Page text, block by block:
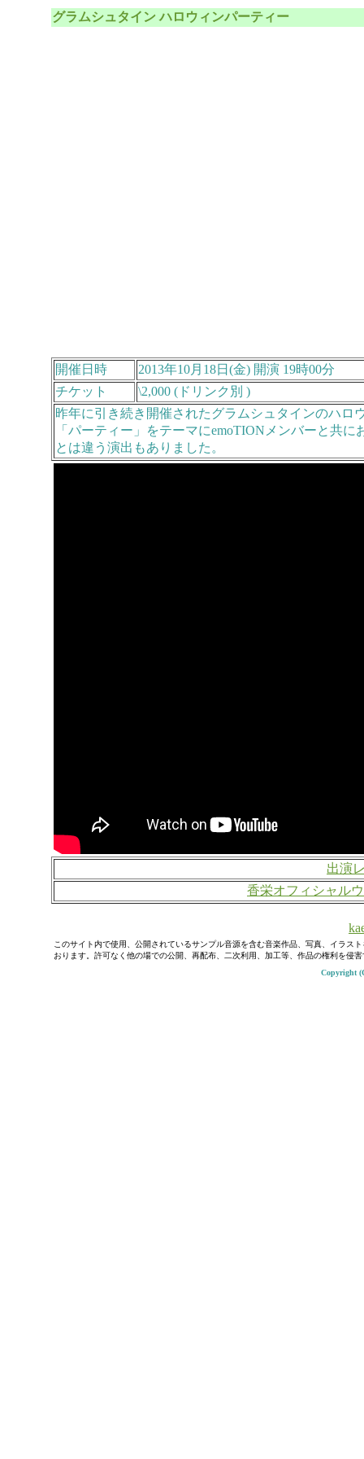
グラムシュタイン ハロウィンパーティー
開催日時
2013年10月18日(金) 開演 19時00分
チケット
\2,000 (ドリンク別 )
昨年に引き続き開催されたグラムシュタインのハロ
「パーティー」をテーマにemoTIONメンバーと共
とは違う演出もありました。
出演
香栄オフィシャル
このサイト内で使用、公開されているサンプル音源を含む音楽作品、写真、イラス
おります。許可なく他の場での公開、再配布、二次利用、加工等、作品の権利を侵
Copyright